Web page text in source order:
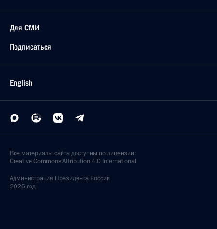
Для СМИ
Подписаться
English
Все материалы сайта доступны по лицензии:
Creative Commons Attribution 4.0 International
Администрация Президента России
2026 год